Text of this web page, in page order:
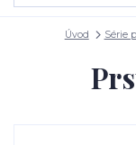
Úvod Série